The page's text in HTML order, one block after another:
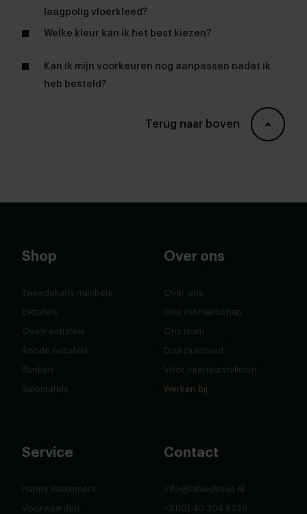
garantie
laagpolig vloerkleed?
Welke kleur kan ik het best kiezen?
Kan ik mijn voorkeuren nog aanpassen nadat ik
heb besteld?
Terug naar boven
Shop
Tweedekans meubels
Eettafels
Ovale eettafels
Ronde eettafels
Banken
Salontafels
Over ons
Over ons
Ons vakmanschap
Ons team
Duurzaamheid
Voor interieurstylisten
Werken bij
Service
Happy customers
Voorwaarden
Contact
info@tabledusud.nl
+31(0) 40 304 6229